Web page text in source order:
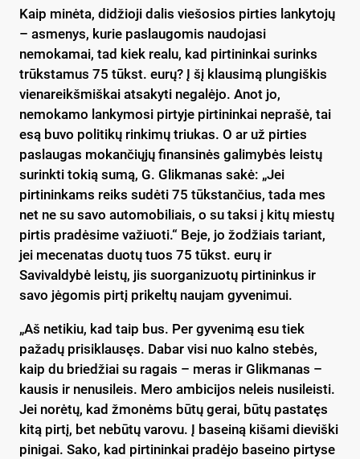
Kaip minėta, didžioji dalis viešosios pirties lankytojų
– asmenys, kurie paslaugomis naudojasi
nemokamai, tad kiek realu, kad pirtininkai surinks
trūkstamus 75 tūkst. eurų? Į šį klausimą plungiškis
vienareikšmiškai atsakyti negalėjo. Anot jo,
nemokamo lankymosi pirtyje pirtininkai neprašė, tai
esą buvo politikų rinkimų triukas. O ar už pirties
paslaugas mokančiųjų finansinės galimybės leistų
surinkti tokią sumą, G. Glikmanas sakė: „Jei
pirtininkams reiks sudėti 75 tūkstančius, tada mes
net ne su savo automobiliais, o su taksi į kitų miestų
pirtis pradėsime važiuoti.“ Beje, jo žodžiais tariant,
jei mecenatas duotų tuos 75 tūkst. eurų ir
Savivaldybė leistų, jis suorganizuotų pirtininkus ir
savo jėgomis pirtį prikeltų naujam gyvenimui.
„Aš netikiu, kad taip bus. Per gyvenimą esu tiek
pažadų prisiklausęs. Dabar visi nuo kalno stebės,
kaip du briedžiai su ragais – meras ir Glikmanas –
kausis ir nenusileis. Mero ambicijos neleis nusileisti.
Jei norėtų, kad žmonėms būtų gerai, būtų pastatęs
kitą pirtį, bet nebūtų varovu. Į baseiną kišami dieviški
pinigai. Sako, kad pirtininkai pradėjo baseino pirtyse